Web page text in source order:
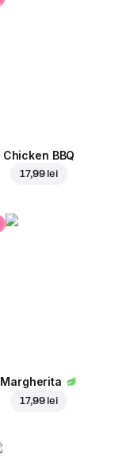
Chicken BBQ
17,99 lei
Margherita
17,99 lei